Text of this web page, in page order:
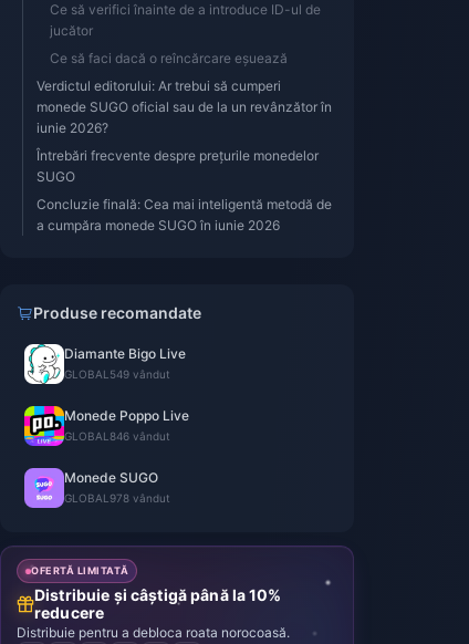
Ce să verifici înainte de a introduce ID-ul de
jucător
Ce să faci dacă o reîncărcare eșuează
Verdictul editorului: Ar trebui să cumperi
monede SUGO oficial sau de la un revânzător în
iunie 2026?
Întrebări frecvente despre prețurile monedelor
SUGO
Concluzie finală: Cea mai inteligentă metodă de
a cumpăra monede SUGO în iunie 2026
Produse recomandate
Diamante Bigo Live
GLOBAL 549 vândut
Monede Poppo Live
GLOBAL 846 vândut
Monede SUGO
GLOBAL 978 vândut
OFERTĂ LIMITATĂ
Distribuie și câștigă până la 10%
reducere
Distribuie pentru a debloca roata norocoasă.